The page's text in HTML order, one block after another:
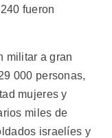
fueron
militar a gran
000 personas,
mujeres y
miles de
israelíes y